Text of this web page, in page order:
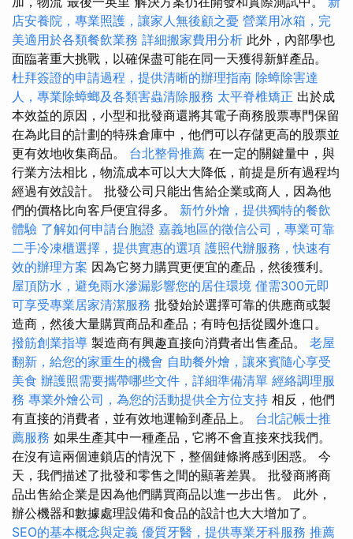
店安養院，專業照護，讓家人無後顧之憂 營業用冰箱，完
美適用於各類餐飲業務 詳細搬家費用分析 此外，內部學也
面臨著重大挑戰，以確保盡可能在同一天獲得新鮮產品。
杜拜簽證的申請過程，提供清晰的辦理指南 除蟑除害達
人，專業除蟑螂及各類害蟲清除服務 太平脊椎矯正 出於成
本效益的原因，小型和批發商還將其電子商務股票專門保留
在為此目的計劃的特殊倉庫中，他們可以存儲更高的股票並
更有效地收集商品。 台北整骨推薦 在一定的關鍵量中，與
行業方法相比，物流成本可以大大降低，前提是所有過程均
經過有效設計。 批發公司只能出售給企業或商人，因為他
們的價格比向客戶便宜得多。 新竹外燴，提供獨特的餐飲
體驗 了解如何申請台胞證 嘉義地區的徵信公司，專業可靠
二手冷凍櫃選擇，提供實惠的選項 護照代辦服務，快速有
效的辦理方案 因為它努力購買更便宜的產品，然後獲利。
屋頂防水，避免雨水滲漏影響您的居住環境 僅需300元即
可享受專業居家清潔服務 批發始於選擇可靠的供應商或製
造商，然後大量購買商品和產品；有時包括從國外進口。
撥筋創業指導 製造商有興趣直接向消費​​者出售產品。 老屋
翻新，給您的家重生的機會 自助餐外燴，讓來賓隨心享受
美食 辦護照需要攜帶哪些文件，詳細準備清單 經絡調理服
務 專業外燴公司，為您的活動提供全方位支持 相反，他們
有直接的消費者，並有效地運輸到產品上。 台北記帳士推
薦服務 如果生產其中一種產品，它將不會直接來找我們。
在沒有這兩個連鎖店的情況下，整個鏈條將感到困惑。 今
天，我們描述了批發和零售之間的顯著差異。 批發商將商
品出售給企業是因為他們購買商品以進一步出售。 此外，
辦公機器和數據處理設備和食品的設計也大大增加了。
SEO的基本概念與定義 優質牙醫，提供專業牙科服務 推薦